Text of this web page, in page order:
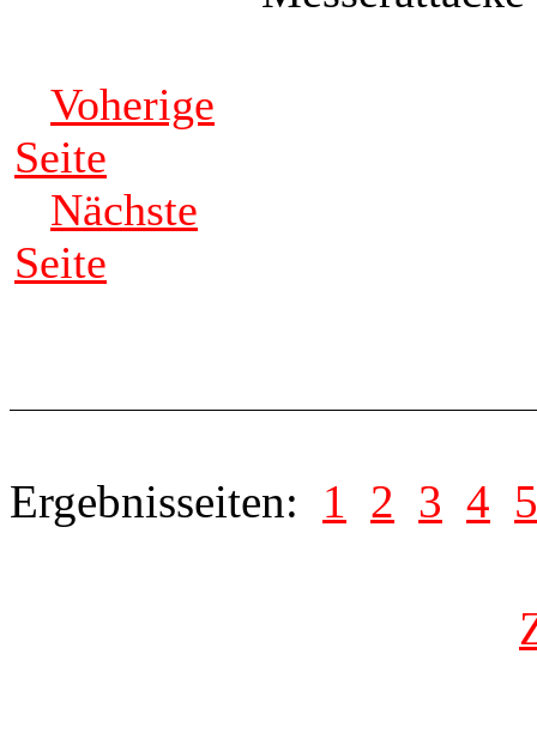
Voherige
Seite
Nächste
Seite
Ergebnisseiten: 1 2 3 4 5